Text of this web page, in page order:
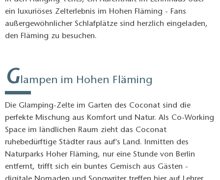
ein luxuriöses Zelterlebnis im Hohen Fläming - Fans
außergewöhnlicher Schlafplätze sind herzlich eingeladen,
den Fläming zu besuchen.
Glampen im Hohen Fläming
Die Glamping-Zelte im Garten des Coconat sind die
perfekte Mischung aus Komfort und Natur. Als Co-Working
Space im ländlichen Raum zieht das Coconat
ruhebedürftige Städter raus auf's Land. Inmitten des
Naturparks Hoher Fläming, nur eine Stunde von Berlin
entfernt, trifft sich ein buntes Gemisch aus Gästen -